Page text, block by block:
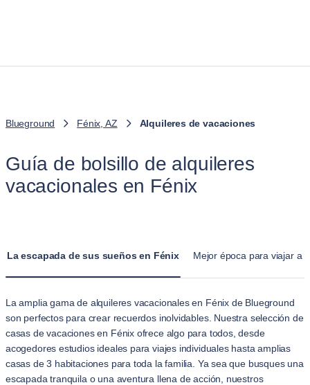
Blueground Fénix, AZ Alquileres de vacaciones
Guía de bolsillo de alquileres
vacacionales en Fénix
La escapada de sus sueños en Fénix Mejor época para viajar a
La amplia gama de alquileres vacacionales en Fénix de Blueground
son perfectos para crear recuerdos inolvidables. Nuestra selección de
casas de vacaciones en Fénix ofrece algo para todos, desde
acogedores estudios ideales para viajes individuales hasta amplias
casas de 3 habitaciones para toda la familia. Ya sea que busques una
escapada tranquila o una aventura llena de acción, nuestros